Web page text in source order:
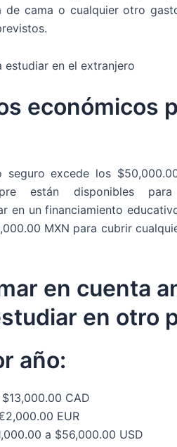
de cama o cualquier otro
económicos
excede los
están disponibles
en un financiamiento
MXN para cubrir
en cuenta
en otro
año:
CAD
EUR
a $56,000.00 USD